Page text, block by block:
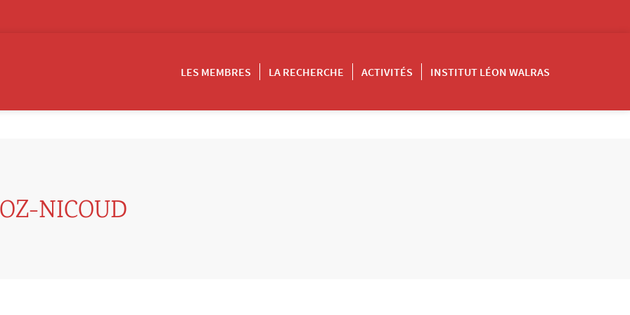
LES MEMBRES
LA RECHERCHE ACTIVITÉS INSTITUT LÉON WALRAS
NICOUD